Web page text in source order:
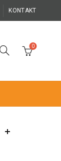
KONTAKT
0